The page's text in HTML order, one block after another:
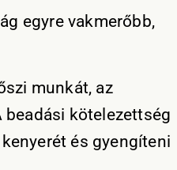
egyre vakmerőbb,
munkát, az
kötelezettség
és gyengíteni